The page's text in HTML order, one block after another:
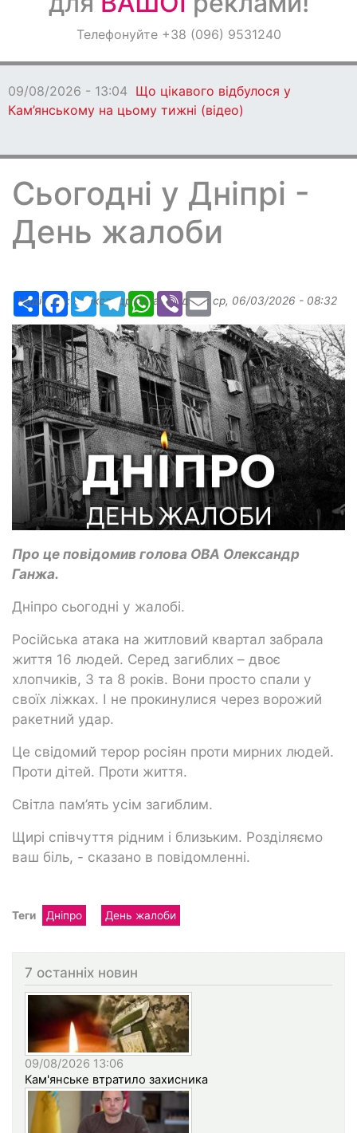
ОголошенняТелефонуйте +38 (096) 9531240
09/08/2026 - 13:04 Що цікавого відбулося у
Кам’янському на цьому тижні (відео)
Сьогодні у Дніпрі -
День жалоби
РесурсFacebook
TwitterTelegramWhatsApp
ViberEmail
Надіслав: Александр Бугаев, дата: ср, 06/03/2026 - 08:32
Про це повідомив голова ОВА Олександр
Ганжа.
Дніпро сьогодні у жалобі.
Російська атака на житловий квартал забрала
життя 16 людей. Серед загиблих – двоє
хлопчиків, 3 та 8 років. Вони просто спали у
своїх ліжках. І не прокинулися через ворожий
ракетний удар.
Це свідомий терор росіян проти мирних людей.
Проти дітей. Проти життя.
Світла пам’ять усім загиблим.
Щирі співчуття рідним і близьким. Розділяємо
ваш біль, - сказано в повідомленні.
Теги Дніпро День жалоби
7 останніх новин
09/08/2026 13:06
Кам'янське втратило захисника